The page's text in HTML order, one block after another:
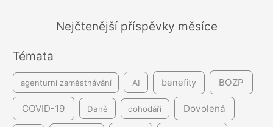
í
Nejčtenější příspěvky měsíce
Témata
agenturní zaměstnávání AI benefity BOZP
COVID-19 Daně dohodáři Dovolená